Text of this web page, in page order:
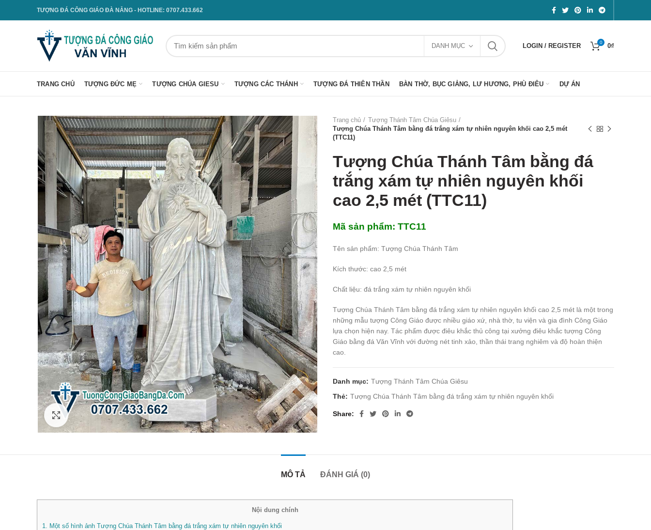
TƯỢNG ĐÁ CÔNG GIÁO ĐÀ NẴNG - HOTLINE: 0707.433.662
DANH MỤC LOGIN / REGISTER 0 0₫
TRANG CHỦ TƯỢNG ĐỨC MẸ TƯỢNG CHÚA GIESU TƯỢNG CÁC THÁNH TƯỢNG ĐÁ THIÊN THẦN BÀN THỜ, BỤC GIẢNG, LƯ HƯƠNG, PHÙ ĐIÊU DỰ ÁN
Click to enlarge
Trang chủ
Tượng Thánh Tâm Chúa Giêsu
Tượng Chúa Thánh Tâm bằng đá trắng xám tự nhiên nguyên khối cao 2,5 mét
(TTC11)
Tượng Chúa Thánh Tâm bằng đá
trắng xám tự nhiên nguyên khối
cao 2,5 mét (TTC11)
Mã sản phẩm: TTC11
Tên sản phẩm: Tượng Chúa Thánh Tâm
Kích thước: cao 2,5 mét
Chất liệu: đá trắng xám tự nhiên nguyên khối
Tượng Chúa Thánh Tâm bằng đá trắng xám tự nhiên nguyên khối cao 2,5 mét là một trong
những mẫu tượng Công Giáo được nhiều giáo xứ, nhà thờ, tu viện và gia đình Công Giáo
lựa chọn hiện nay. Tác phẩm được điêu khắc thủ công tại xưởng điêu khắc tượng Công
Giáo bằng đá Văn Vĩnh với đường nét tinh xảo, thần thái trang nghiêm và độ hoàn thiện
cao.
Danh mục: Tượng Thánh Tâm Chúa Giêsu
Thẻ: Tượng Chúa Thánh Tâm bằng đá trắng xám tự nhiên nguyên khối
Share
MÔ TẢ ĐÁNH GIÁ (0)
Nội dung chính
1.
Một số hình ảnh Tượng Chúa Thánh Tâm bằng đá trắng xám tự nhiên nguyên khối